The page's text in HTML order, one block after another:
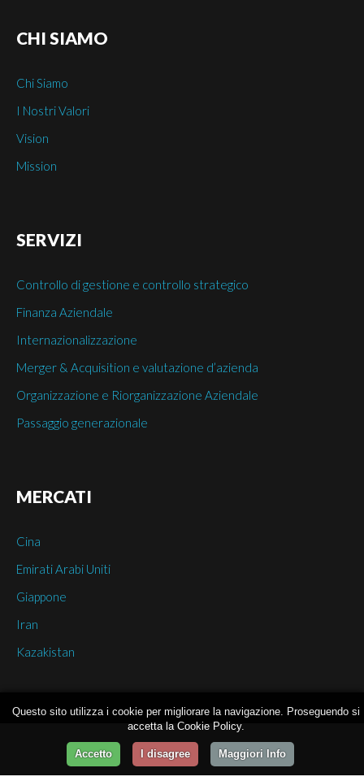
CHI SIAMO
Chi Siamo
I Nostri Valori
Vision
Mission
SERVIZI
Controllo di gestione e controllo strategico
Finanza Aziendale
Internazionalizzazione
Merger & Acquisition e valutazione d’azienda
Organizzazione e Riorganizzazione Aziendale
Passaggio generazionale
MERCATI
Cina
Emirati Arabi Uniti
Giappone
Iran
Kazakistan
Questo sito utilizza i cookie per migliorare la navigazione. Proseguendo si
accetta la Cookie Policy.
Accetto I disagree Maggiori Info